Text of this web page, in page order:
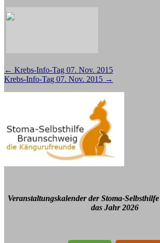
Beitragsnavigation
← Krebs-Info-Tag 07. Nov. 2015
Krebs-Info-Tag 07. Nov. 2015 →
Veranstaltungskalender der Stoma-
das Jahr 2026